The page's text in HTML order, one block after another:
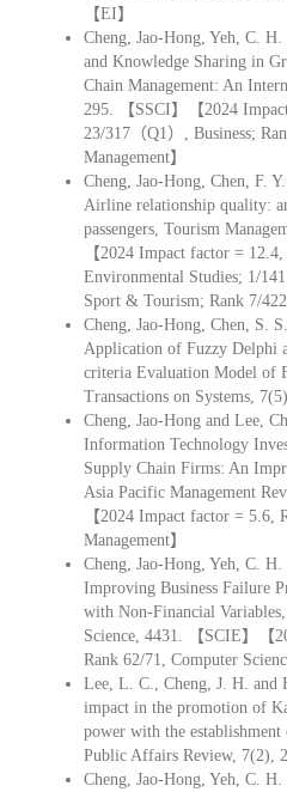
【EI】
Cheng, Jao-Hong, Yeh, C.
and Knowledge Sharing in
Chain Management: An
295. 【SSCI】【2024
23/317（Q1）, Business;
Management】
Cheng, Jao-Hong, Chen, F.
Airline relationship quality:
passengers, Tourism
【2024 Impact factor =
Environmental Studies; 1/
Sport & Tourism; Rank 7/
Cheng, Jao-Hong, Chen, S.
Application of Fuzzy Delphi
criteria Evaluation Model of
Transactions on Systems,
Cheng, Jao-Hong and Lee,
Information Technology
Supply Chain Firms: An
Asia Pacific Management
【2024 Impact factor = 5.6,
Management】
Cheng, Jao-Hong, Yeh, C.
Improving Business Failure
with Non-Financial
Science, 4431. 【SCIE】【
Rank 62/71, Computer
Lee, L. C., Cheng, J. H. and
impact in the promotion of
power with the
Public Affairs Review, 7(2),
Cheng, Jao-Hong, Yeh, C.